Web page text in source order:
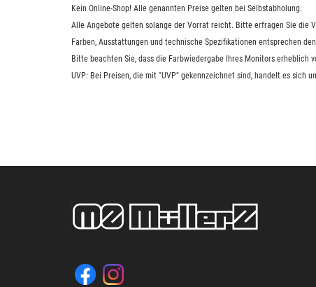
Kein Online-Shop! Alle genannten Preise gelten bei Selbstabholung.
Alle Angebote gelten solange der Vorrat reicht. Bitte erfragen Sie die
Farben, Ausstattungen und technische Spezifikationen entsprechen
Bitte beachten Sie, dass die Farbwiedergabe Ihres Monitors erheblich
UVP: Bei Preisen, die mit "UVP" gekennzeichnet sind, handelt es sich